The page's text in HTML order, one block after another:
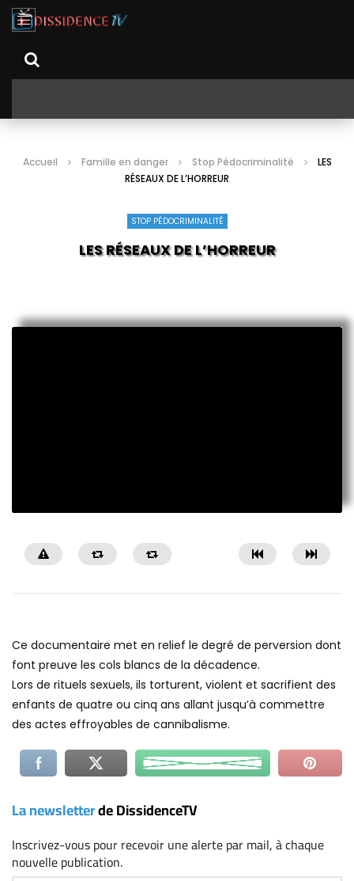
Accueil Famille en danger Stop Pédocriminalité
LES
RÉSEAUX DE L’HORREUR
STOP PÉDOCRIMINALITÉ
LES RÉSEAUX DE L’HORREUR
Ce documentaire met en relief le degré de perversion dont
font preuve les cols blancs de la décadence.
Lors de rituels sexuels, ils torturent, violent et sacrifient des
enfants de quatre ou cinq ans allant jusqu’à commettre
des actes effroyables de cannibalisme.
La newsletterde DissidenceTV
Inscrivez-vouspour recevoir une alerte par mail, à chaque
nouvelle publication.